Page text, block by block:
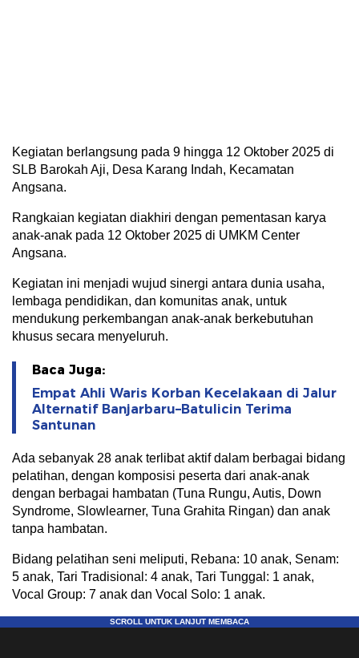
Kegiatan berlangsung pada 9 hingga 12 Oktober 2025 di
SLB Barokah Aji, Desa Karang Indah, Kecamatan
Angsana.
Rangkaian kegiatan diakhiri dengan pementasan karya
anak-anak pada 12 Oktober 2025 di UMKM Center
Angsana.
Kegiatan ini menjadi wujud sinergi antara dunia usaha,
lembaga pendidikan, dan komunitas anak, untuk
mendukung perkembangan anak-anak berkebutuhan
khusus secara menyeluruh.
Baca Juga:
Empat Ahli Waris Korban Kecelakaan di Jalur
Alternatif Banjarbaru–Batulicin Terima
Santunan
Ada sebanyak 28 anak terlibat aktif dalam berbagai bidang
pelatihan, dengan komposisi peserta dari anak-anak
dengan berbagai hambatan (Tuna Rungu, Autis, Down
Syndrome, Slowlearner, Tuna Grahita Ringan) dan anak
tanpa hambatan.
Bidang pelatihan seni meliputi, Rebana: 10 anak, Senam:
5 anak, Tari Tradisional: 4 anak, Tari Tunggal: 1 anak,
Vocal Group: 7 anak dan Vocal Solo: 1 anak.